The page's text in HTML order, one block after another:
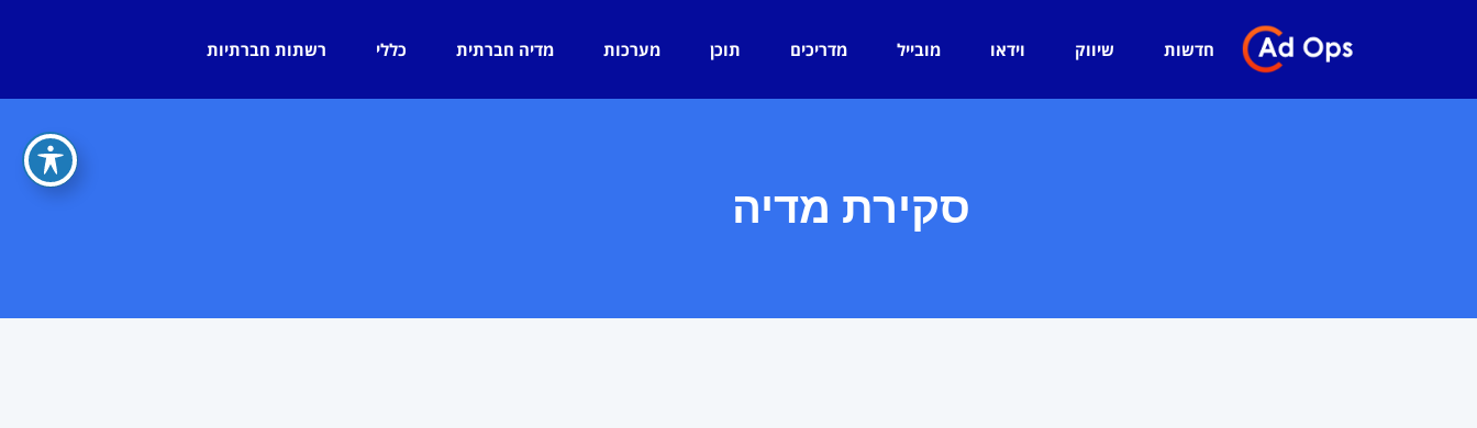
חדשות שיווק וידאו מובייל מדריכים תוכן מערכות מדיה חברתית כללי רשתות חברתיות
סקירת מדיה